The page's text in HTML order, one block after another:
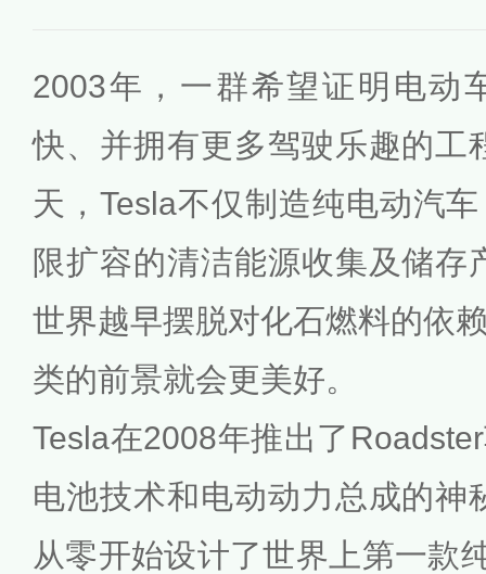
2003年，一群希望证明电动
快、并拥有更多驾驶乐趣的工
天，Tesla不仅制造纯电动汽
限扩容的清洁能源收集及储存
世界越早摆脱对化石燃料的依
类的前景就会更美好。
Tesla在2008年推出了
电池技术和电动动力总成的神
从零开始设计了世界上第一款